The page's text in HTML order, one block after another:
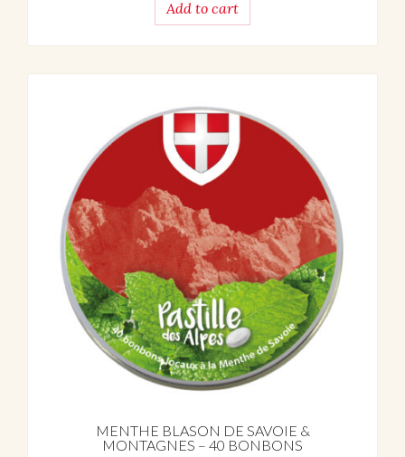
Add to cart
MENTHE BLASON DE SAVOIE &
MONTAGNES – 40 BONBONS